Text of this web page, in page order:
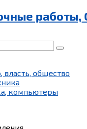
работы,
власть, общество
компьютеры